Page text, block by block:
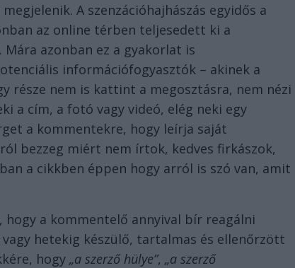
A szenzációhajhászás egyidős a
az online térben teljesedett ki a
azonban ez a gyakorlat is
információfogyasztók – akinek a
része nem is kattint a megosztásra, nem nézi
a cím, a fotó vagy videó, elég neki egy
a kommentekre, hogy leírja saját
bezzeg miért nem írtok, kedves firkászok,
a cikkben éppen hogy arról is szó van, amit
hogy a kommentelő annyival bír reagálni
hetekig készülő, tartalmas és ellenőrzött
hogy „a szerző hülye”, „a szerző